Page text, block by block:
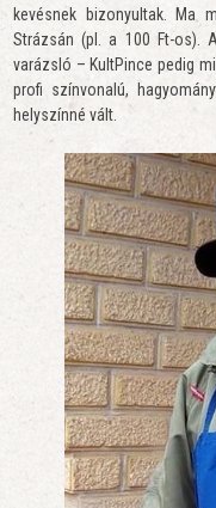
kevésnek bizonyultak. Ma
Strázsán (pl. a 100 Ft-os).
varázsló – KultPince pedig
profi színvonalú,
helyszínné vált.